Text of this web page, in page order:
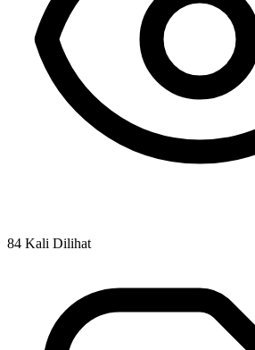
84 Kali Dilihat